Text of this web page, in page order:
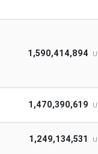
1,590,414,894
1,470,390,619
1,249,134,531